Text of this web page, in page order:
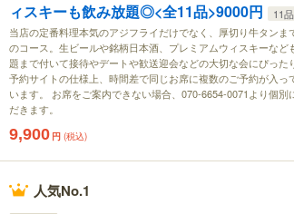
ィスキーも飲み放題◎<全11品>9000円
11品
当店の定番料理本気のアジフライだけでなく、厚切り牛タンま
のコース。生ビールや銘柄日本酒、プレミアムウィスキーなど
題まで付いて接待やデートや歓送迎会などの大切な会にぴった
予約サイトの仕様上、時間差で同じお席に複数のご予約が入っ
います。 お席をご案内できない場合、070-6654-0071より個別
だきます。
9,900 円 (税込)
人気No.1